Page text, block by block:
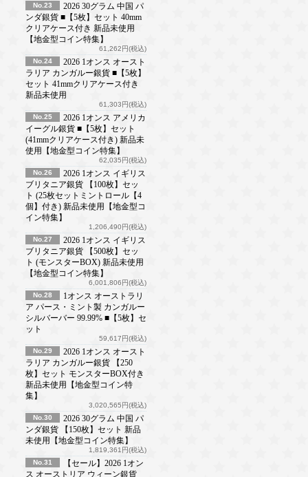
No.23
2026 30グラム 中国 パ
ンダ銀貨 ■【5枚】セット 40mm
クリアケース付き 新品未使用
【地金型コイン特集】
61,262円(税込)
No.24
2026 1オンス オースト
ラリア カンガルー銀貨 ■【5枚】
セット 41mmクリアケース付き
新品未使用
61,303円(税込)
No.25
2026 1オンス アメリカ
イーグル銀貨 ■【5枚】セット
(41mmクリアケース付き) 新品未
使用【地金型コイン特集】
62,035円(税込)
No.26
2026 1オンス イギリス
ブリタニア銀貨 【100枚】セッ
ト (25枚セットミントロール【4
個】付き) 新品未使用【地金型コ
イン特集】
1,206,490円(税込)
No.27
2026 1オンス イギリス
ブリタニア銀貨 【500枚】セッ
ト (モンスターBOX) 新品未使用
【地金型コイン特集】
6,001,806円(税込)
No.28
1オンス オーストラリ
ア パース・ミント製 カンガルー
シルバーバー 99.99% ■【5枚】セ
ット
59,617円(税込)
No.29
2026 1オンス オースト
ラリア カンガルー銀貨 【250
枚】セット モンスターBOX付き
新品未使用【地金型コイン特
集】
3,020,565円(税込)
No.30
2026 30グラム 中国 パ
ンダ銀貨 【150枚】セット 新品
未使用【地金型コイン特集】
1,819,361円(税込)
No.31
【セール】2026 1オン
ス オーストリア ウィーン銀貨